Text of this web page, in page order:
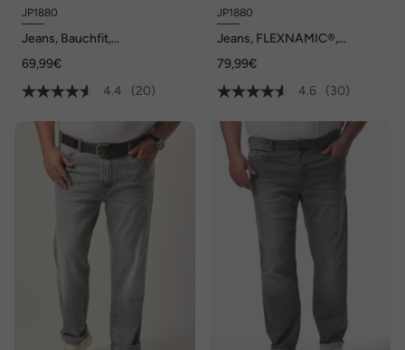
JP1880
Jeans, Bauchfit,
Regular Fit, 5-Pocket, bis Gr.
69,99€
4.4
(20)
JP1880
Jeans, FLEXNAMIC®,
Straight Fit
79,99€
4.6
(30)